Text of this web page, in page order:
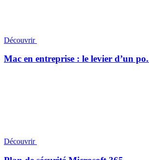
Découvrir
Mac en entreprise : le levier d’un
Découvrir